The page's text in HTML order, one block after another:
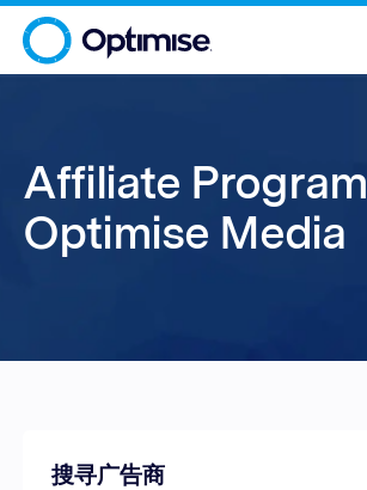
Affiliate Program |
Optimise Media
搜寻广告商